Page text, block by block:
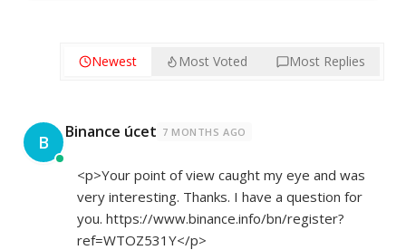
Newest Most Voted Most Replies
B Binance úcet 7 MONTHS AGO
<p>Your point of view caught my eye and was
very interesting. Thanks. I have a question for
you. https://www.binance.info/bn/register?
ref=WTOZ531Y</p>